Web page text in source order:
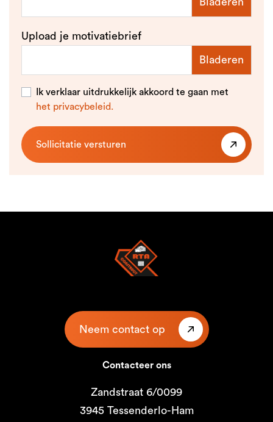
Upload je motivatiebrief
Ik verklaar uitdrukkelijk akkoord te gaan met
het privacybeleid.
Sollicitatie versturen
Neem contact op
Contacteer ons
Zandstraat 6/0099
3945 Tessenderlo-Ham